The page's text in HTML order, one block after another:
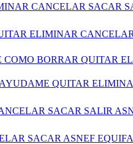
CANCELAR SACAR
ELIMINAR
BORRAR QUITAR
QUITAR
SACAR SALIR
SACAR ASNEF